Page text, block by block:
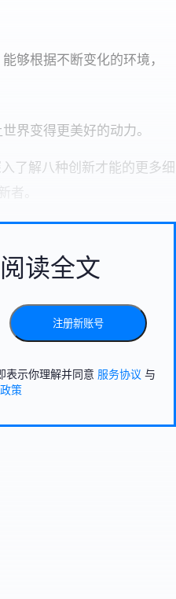
够根据不断变化的环境，
界变得更美好的动力。
了解八种创新才能的更多细
者。
读全文
注册新账号
表示你理解并同意 服务协议 与
策